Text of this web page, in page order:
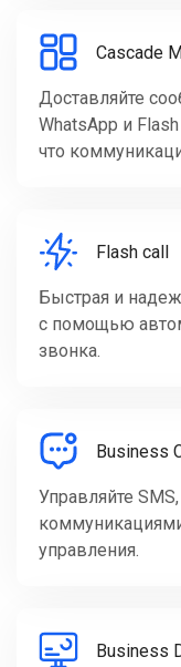
Cascade
Доставляйте
WhatsApp и
что
Flash call
Быстрая и
с помощью
звонка.
Business
Управляйте
управления.
Business